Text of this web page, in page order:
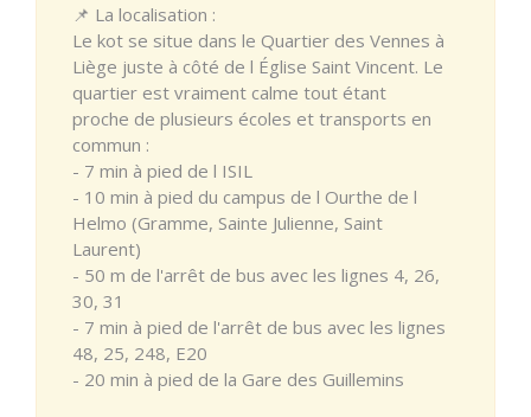
📌 La localisation :
Le kot se situe dans le Quartier des Vennes à
Liège juste à côté de l Église Saint Vincent. Le
quartier est vraiment calme tout étant
proche de plusieurs écoles et transports en
commun :
- 7 min à pied de l ISIL
- 10 min à pied du campus de l Ourthe de l
Helmo (Gramme, Sainte Julienne, Saint
Laurent)
- 50 m de l'arrêt de bus avec les lignes 4, 26,
30, 31
- 7 min à pied de l'arrêt de bus avec les lignes
48, 25, 248, E20
- 20 min à pied de la Gare des Guillemins